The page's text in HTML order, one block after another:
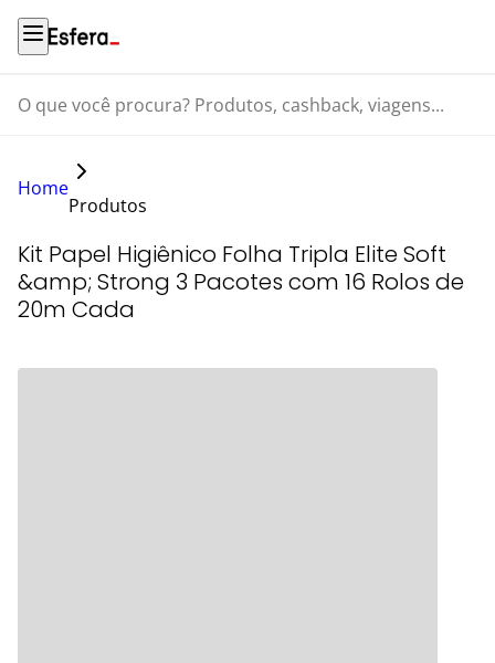
O que você procura? Produtos, cashback, viagens...
Home
Produtos
Kit Papel Higiênico Folha Tripla Elite Soft
&amp; Strong 3 Pacotes com 16 Rolos de
20m Cada